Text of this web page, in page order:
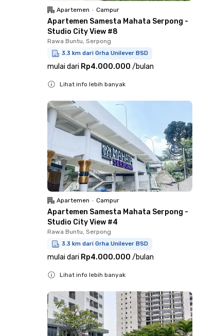
Apartemen • Campur
Apartemen Samesta Mahata Serpong -
Studio City View #8
Rawa Buntu, Serpong
3.3 km dari Grha Unilever BSD
mulai dari Rp4.000.000 /bulan
Lihat info lebih banyak
Apartemen • Campur
Apartemen Samesta Mahata Serpong -
Studio City View #4
Rawa Buntu, Serpong
3.3 km dari Grha Unilever BSD
mulai dari Rp4.000.000 /bulan
Lihat info lebih banyak